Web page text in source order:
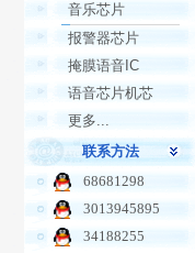
音乐芯片
报警器芯片
掩膜语音IC
语音芯片机芯
更多...
联系方法
68681298
3013945895
34188255